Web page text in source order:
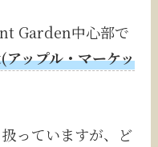
Garden中心部で
ップル・マーケッ
っていますが、ど